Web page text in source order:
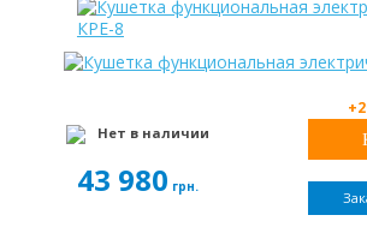
Нет в наличии
43 980 грн.